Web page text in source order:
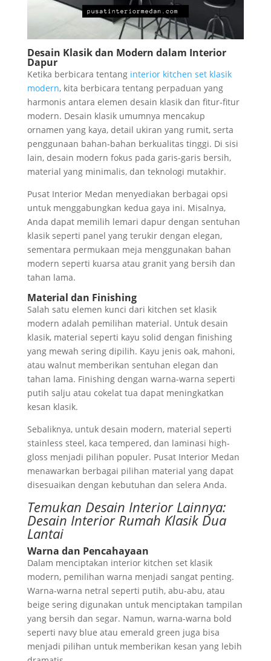
Desain Klasik dan Modern dalam Interior
Dapur
Ketika berbicara tentang interior kitchen set klasik
modern, kita berbicara tentang perpaduan yang
harmonis antara elemen desain klasik dan fitur-fitur
modern. Desain klasik umumnya mencakup
ornamen yang kaya, detail ukiran yang rumit, serta
penggunaan bahan-bahan berkualitas tinggi. Di sisi
lain, desain modern fokus pada garis-garis bersih,
material yang minimalis, dan teknologi mutakhir.
Pusat Interior Medan menyediakan berbagai opsi
untuk menggabungkan kedua gaya ini. Misalnya,
Anda dapat memilih lemari dapur dengan sentuhan
klasik seperti panel yang terukir dengan elegan,
sementara permukaan meja menggunakan bahan
modern seperti kuarsa atau granit yang bersih dan
tahan lama.
Material dan Finishing
Salah satu elemen kunci dari kitchen set klasik
modern adalah pemilihan material. Untuk desain
klasik, material seperti kayu solid dengan finishing
yang mewah sering dipilih. Kayu jenis oak, mahoni,
atau walnut memberikan sentuhan elegan dan
tahan lama. Finishing dengan warna-warna seperti
putih salju atau cokelat tua dapat meningkatkan
kesan klasik.
Sebaliknya, untuk desain modern, material seperti
stainless steel, kaca tempered, dan laminasi high-
gloss menjadi pilihan populer. Pusat Interior Medan
menawarkan berbagai pilihan material yang dapat
disesuaikan dengan kebutuhan dan selera Anda.
Temukan Desain Interior Lainnya:
Desain Interior Rumah Klasik Dua
Lantai
Warna dan Pencahayaan
Dalam menciptakan interior kitchen set klasik
modern, pemilihan warna menjadi sangat penting.
Warna-warna netral seperti putih, abu-abu, atau
beige sering digunakan untuk menciptakan tampilan
yang bersih dan segar. Namun, warna-warna bold
seperti navy blue atau emerald green juga bisa
menjadi pilihan untuk memberikan kesan yang lebih